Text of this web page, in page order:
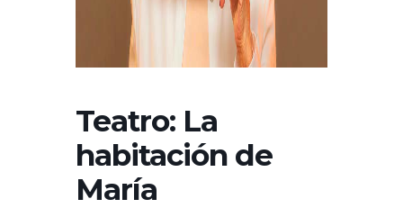
Teatro: La
habitación de
María